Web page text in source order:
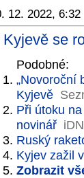
12. 2022, 6:32
Kyjevě se
Podobné:
„Novoroční
Kyjevě
Při útoku
novinář
Ruský
Kyjev zažil
Zobrazit